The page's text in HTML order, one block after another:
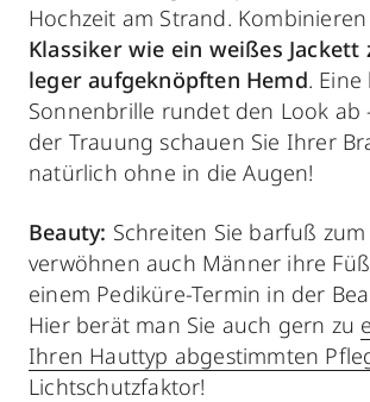
Hochzeit am Strand. Kombinieren
Klassiker wie ein weißes Jackett
leger aufgeknöpften Hemd. Eine
Sonnenbrille rundet den Look ab
der Trauung schauen Sie Ihrer
natürlich ohne in die Augen!
Beauty: Schreiten Sie barfuß
verwöhnen auch Männer ihre
einem Pediküre-Termin in der
Hier berät man Sie auch gern zu
Ihren Hauttyp abgestimmten
Lichtschutzfaktor!